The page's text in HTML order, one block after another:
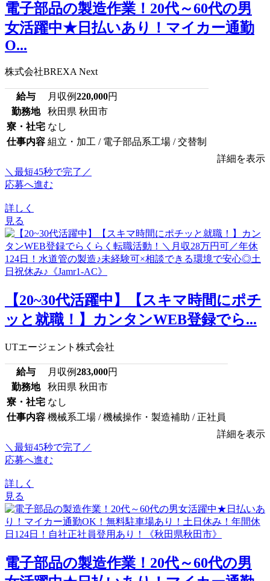
電子部品の製造作業！20代～60代の男
女活躍中★日払いあり！マイカー通勤
O...
株式会社BREXA Next
給与 月収例220,000円
勤務地
秋田県 秋田市
寮・社宅 なし
仕事内容 組立・加工 / 電子部品系工場 / 交替制
詳細を表示
＼最短45秒で完了／
応募へ進む
詳しく
見る
【20~30代活躍中】【スキマ時間にポチ
ッと就職！】カンタンWEB登録でら...
UTエージェント株式会社
給与 月収例283,000円
勤務地
秋田県 秋田市
寮・社宅 なし
仕事内容 機械系工場 / 機械操作・製造補助 / 正社員
詳細を表示
＼最短45秒で完了／
応募へ進む
詳しく
見る
電子部品の製造作業！20代～60代の男